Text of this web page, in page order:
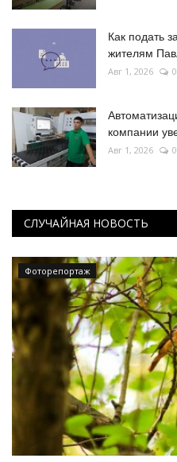
Как подать
жителям
Авг 1, 2026 0
компании
Авг 1, 2026 0
СЛУЧАЙНАЯ НОВОСТЬ
Фоторепортаж